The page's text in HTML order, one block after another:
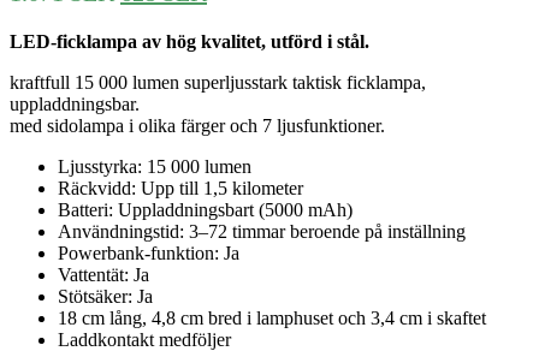
priset
var:
1.071 SEK.
priset
är:
LED-ficklampa av hög kvalitet, utförd i stål.
kraftfull 15 000 lumen superljusstark taktisk ficklampa,
uppladdningsbar.
med sidolampa i olika färger och 7 ljusfunktioner.
Ljusstyrka: 15 000 lumen
Räckvidd: Upp till 1,5 kilometer
Batteri: Uppladdningsbart (5000 mAh)
Användningstid: 3–72 timmar beroende på inställning
Powerbank-funktion: Ja
Vattentät: Ja
Stötsäker: Ja
18 cm lång, 4,8 cm bred i lamphuset och 3,4 cm i skaftet
Laddkontakt medföljer